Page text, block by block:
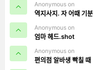
Anonymous on
역지사지. 자 어때
Anonymous on
엄마 헤드.shot
Anonymous on
편의점 알바생 빡칠 때